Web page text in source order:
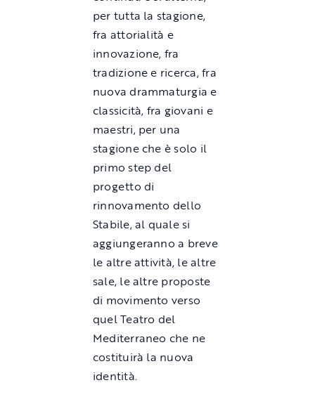
per tutta la stagione,
fra attorialità e
innovazione, fra
tradizione e ricerca, fra
nuova drammaturgia e
classicità, fra giovani e
maestri, per una
stagione che è solo il
primo step del
progetto di
rinnovamento dello
Stabile, al quale si
aggiungeranno a breve
le altre attività, le altre
sale, le altre proposte
di movimento verso
quel Teatro del
Mediterraneo che ne
costituirà la nuova
identità.